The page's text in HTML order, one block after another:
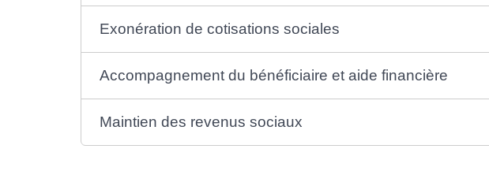
Exonération de cotisations sociales
Accompagnement du bénéficiaire et aide financière
Maintien des revenus sociaux